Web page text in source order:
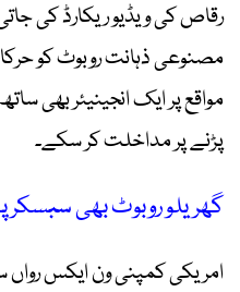
رقاص کی ویڈیو ریکارڈ کی
مصنوعی ذہانت روبوٹ کو
مواقع پر ایک انجینیئر بھی
پڑنے پر مداخلت کر سکے۔
گھریلو روبوٹ بھی
امریکی کمپنی ون ایکس رواں